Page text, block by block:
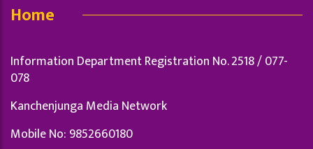
Home
Information Department Registration No. 2518 / 077-
078
Kanchenjunga Media Network
Mobile No: 9852660180